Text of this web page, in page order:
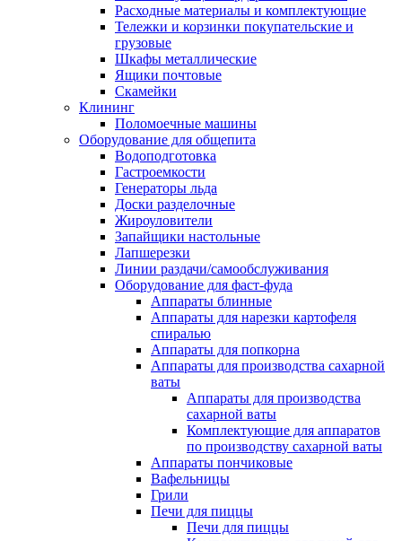
Расходные материалы и комплектующие
Тележки и корзинки покупательские и
грузовые
Шкафы металлические
Ящики почтовые
Скамейки
Клининг
Поломоечные машины
Оборудование для общепита
Водоподготовка
Гастроемкости
Генераторы льда
Доски разделочные
Жироуловители
Запайщики настольные
Лапшерезки
Линии раздачи/самообслуживания
Оборудование для фаст-фуда
Аппараты блинные
Аппараты для нарезки картофеля
спиралью
Аппараты для попкорна
Аппараты для производства сахарной
ваты
Аппараты для производства
сахарной ваты
Комплектующие для аппаратов
по производству сахарной ваты
Аппараты пончиковые
Вафельницы
Грили
Печи для пиццы
Печи для пиццы